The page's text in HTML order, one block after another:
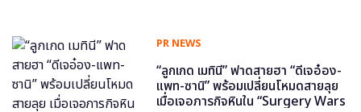
PR NEWS
“ลูกเกด เมทินี” ฟาดสายฮา “ดีเจอ๋อง-
แพท-ซานิ” พร้อมเปลี่ยนโหมดสายลุย
เมื่อเจอภารกิจหินใน “Surgery Wars